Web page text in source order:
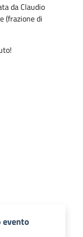
da Claudio
(frazione di
evento